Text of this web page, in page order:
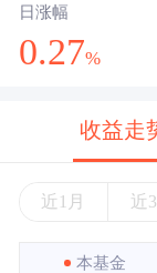
日涨幅
0.27%
收益走
近1月 近
本基金